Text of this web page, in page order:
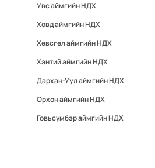
Увс аймгийн НДХ
Ховд аймгийн НДХ
Хөвсгөл аймгийн НДХ
Хэнтий аймгийн НДХ
Дархан-Уул аймгийн НДХ
Орхон аймгийн НДХ
Говьсүмбэр аймгийн НДХ